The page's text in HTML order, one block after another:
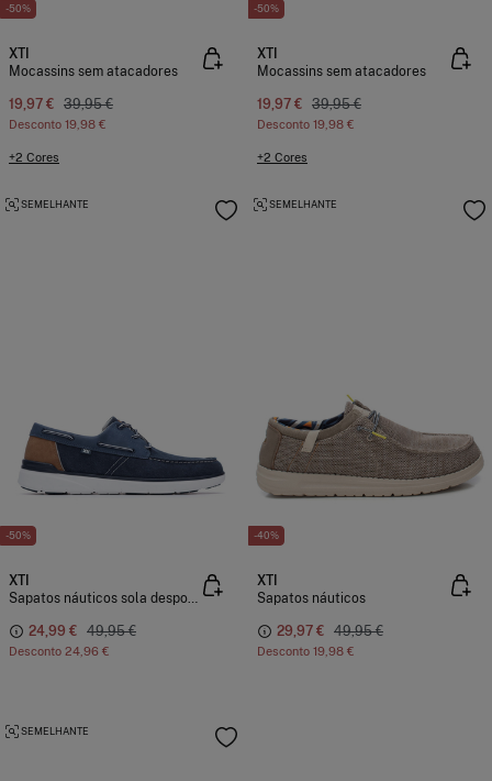
-50%
XTI
Mocassins sem atacadores
19,97 € 39,95 €
Desconto 19,98 €
+2 Cores
-50%
XTI
Mocassins sem atacadores
19,97 € 39,95 €
Desconto 19,98 €
+2 Cores
-50%
SEMELHANTE
XTI
Sapatos náuticos sola desportiva
24,99 € 49,95 €
Desconto 24,96 €
-40%
SEMELHANTE
XTI
Sapatos náuticos
29,97 € 49,95 €
Desconto 19,98 €
SEMELHANTE